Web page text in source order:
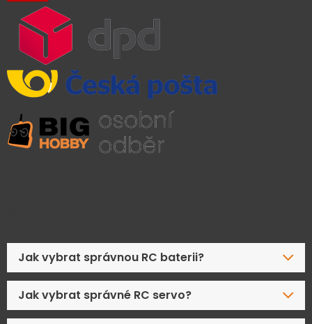
Jak vybrat správnou RC baterii?
Jak vybrat správné RC servo?